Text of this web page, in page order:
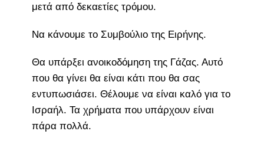
μετά από δεκαετίες τρόμου.
Να κάνουμε το Συμβούλιο της Ειρήνης.
Θα υπάρξει ανοικοδόμηση της Γάζας. Αυτό
που θα γίνει θα είναι κάτι που θα σας
εντυπωσιάσει. Θέλουμε να είναι καλό για το
Ισραήλ. Τα χρήματα που υπάρχουν είναι
πάρα πολλά.